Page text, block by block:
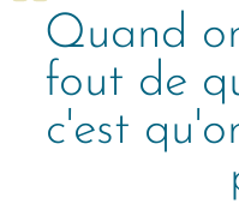
Quand
fout de
c'est